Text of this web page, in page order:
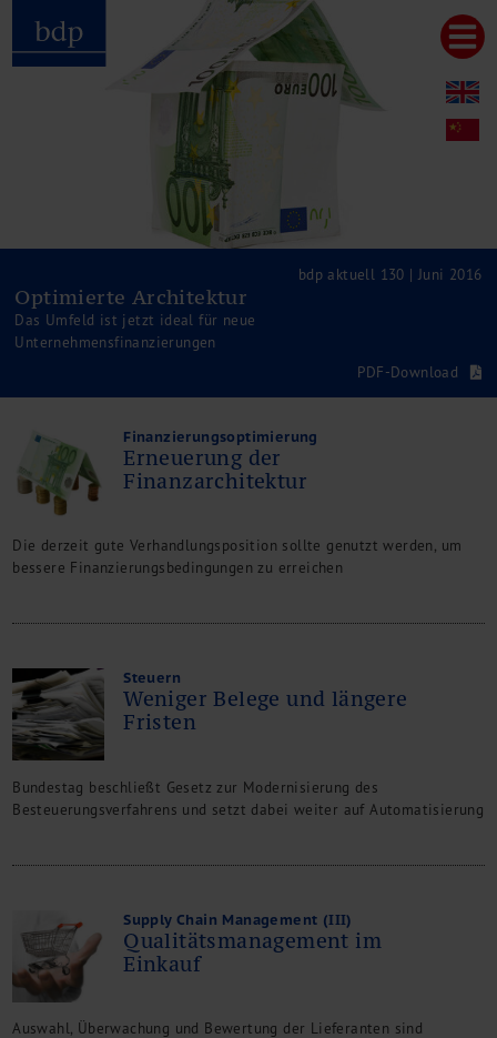
Hauptmenu
Newsletter
Videos
Wirtschaftsprüfung
Unternehmensfinanzierung
Restrukturierung
M&A + Unternehmensnachfolge
Management Consulting
Internationalisierung
Unternehmensgründung
Wirtschaftsprüfung
Steuerberatung
Rechtsberatung
M&A Deutschland/China
Unternehmensfinanzierung
Industrielle Dienstleistungen
Coaching
Events
Karriere
Kontakt
bdp aktuell 130 | Juni 2016
Optimierte Architektur
Das Umfeld ist jetzt ideal für neue
Unternehmensfinanzierungen
PDF-Download
Finanzierungsoptimierung
Erneuerung der
Finanzarchitektur
Die derzeit gute Verhandlungsposition sollte genutzt werden, um
bessere Finanzierungsbedingungen zu erreichen
Steuern
Weniger Belege und längere
Fristen
Bundestag beschließt Gesetz zur Modernisierung des
Besteuerungsverfahrens und setzt dabei weiter auf Automatisierung
Supply Chain Management (III)
Qualitätsmanagement im
Einkauf
Auswahl, Überwachung und Bewertung der Lieferanten sind